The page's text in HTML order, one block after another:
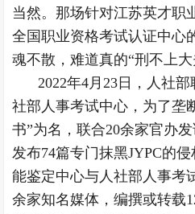
当然。那场针对江苏英才职
全国职业资格考试认证中心
魂不散，难道真的“刑不上大
2022年4月23日，人社
社部人事考试中心，为了垄
书”为名，联合20余家官办
发布74篇专门抹黑JYPC的
能鉴定中心与人社部人事考
余家知名媒体，编撰或转载